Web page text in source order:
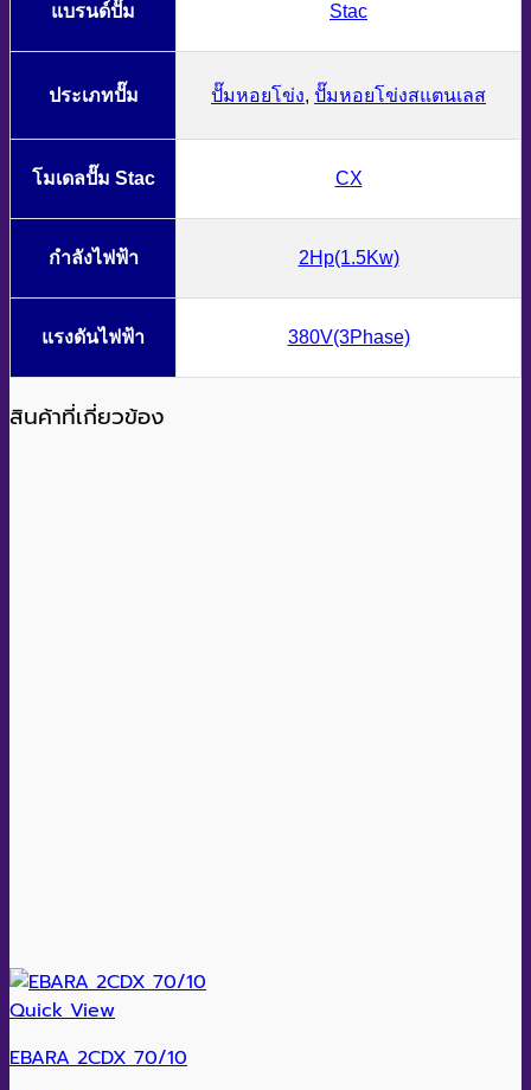
แบรนด์ปั๊ม Stac
ประเภทปั๊ม ปั๊มหอยโข่ง, ปั๊มหอยโข่งสแตนเลส
โมเดลปั๊ม Stac CX
กำลังไฟฟ้า 2Hp(1.5Kw)
แรงดันไฟฟ้า 380V(3Phase)
สินค้าที่เกี่ยวข้อง
Quick View
EBARA 2CDX 70/10